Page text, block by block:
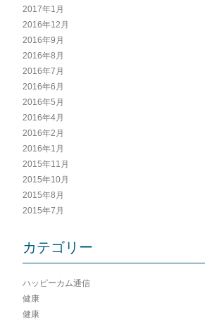
2017年1月
2016年12月
2016年9月
2016年8月
2016年7月
2016年6月
2016年5月
2016年4月
2016年2月
2016年1月
2015年11月
2015年10月
2015年8月
2015年7月
カテゴリー
ハッピーカム通信
健康
健康